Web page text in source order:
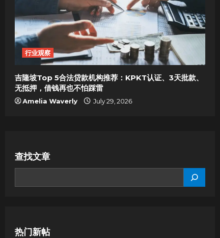
行业观察
吉隆坡Top 5合法贷款机构推荐：KPKT认证、3天批款、
无抵押，借钱再也不怕踩雷
Amelia Waverly July 29, 2026
查找文章
热门新帖